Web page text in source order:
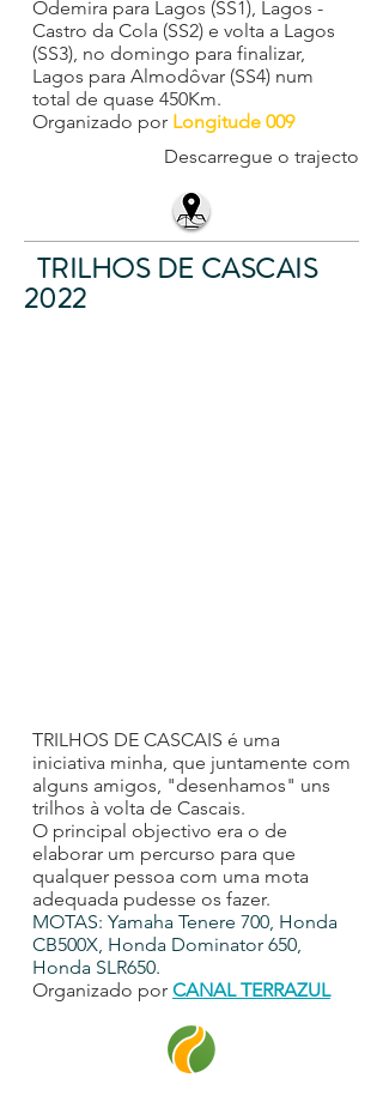
Odemira para Lagos (SS1), Lagos -
Castro da Cola (SS2) e volta a Lagos
(SS3), no domingo para finalizar,
Lagos para Almodôvar (SS4) num
total de quase 450Km.
Organizado por Longitude 009
Descarregue o trajecto
TRILHOS DE CASCAIS
2022
TRILHOS DE CASCAIS é uma
iniciativa minha, que juntamente com
alguns amigos, "desenhamos" uns
trilhos à volta de Cascais.
O principal objectivo era o de
elaborar um percurso para que
qualquer pessoa com uma mota
adequada pudesse os fazer.
MOTAS: Yamaha Tenere 700, Honda
CB500X, Honda Dominator 650,
Honda SLR650.
Organizado por CANAL TERRAZUL